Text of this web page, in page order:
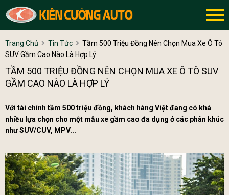
Trang Chủ Tin Tức
Tầm 500 Triệu Đồng Nên Chọn Mua Xe Ô Tô
SUV Gầm Cao Nào Là Hợp Lý
TẦM 500 TRIỆU ĐỒNG NÊN CHỌN MUA XE Ô TÔ SUV
GẦM CAO NÀO LÀ HỢP LÝ
Với tài chính tầm 500 triệu đồng, khách hàng Việt đang có khá
nhiều lựa chọn cho một mẫu xe gầm cao đa dụng ở các phân khúc
như SUV/CUV, MPV...